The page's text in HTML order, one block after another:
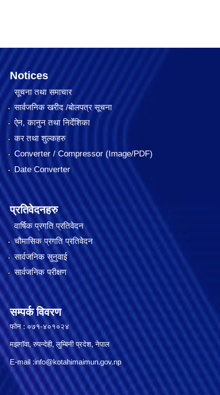
Notices
सूचना तथा समाचार
सार्वजनिक खरीद /बोलपत्र सूचना
ऐन, कानुन तथा निर्देशिका
कर तथा शुल्कहरु
Converter / Compressor (Image/PDF)
Date Converter
प्रतिवेदनहरु
वार्षिक प्रगति प्रतिवेदन
चौमासिक प्रगति प्रतिवेदन
सार्वजनिक सुनुवाई
सार्वजनिक परीक्षण
सम्पर्क विवरण
फोन : ०७१-४०१०२४
मझगॉवा, रुपन्देही, लुम्बिनी प्रदेश, नेपाल
E-mail :info@kotahimaimun.gov.np